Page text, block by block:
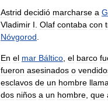
Astrid decidió marcharse a
Vladimir I. Olaf contaba con
Nóvgorod.
En el mar Báltico, el barco
fueron asesinados o
esclavos de un hombre
dos niños a un hombre, que